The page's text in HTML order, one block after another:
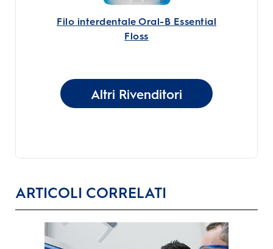
Filo interdentale Oral-B Essential
Floss
Altri Rivenditori
ARTICOLI CORRELATI